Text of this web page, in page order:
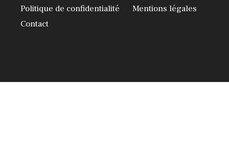
Politique de confidentialité
Mentions légales
Contact